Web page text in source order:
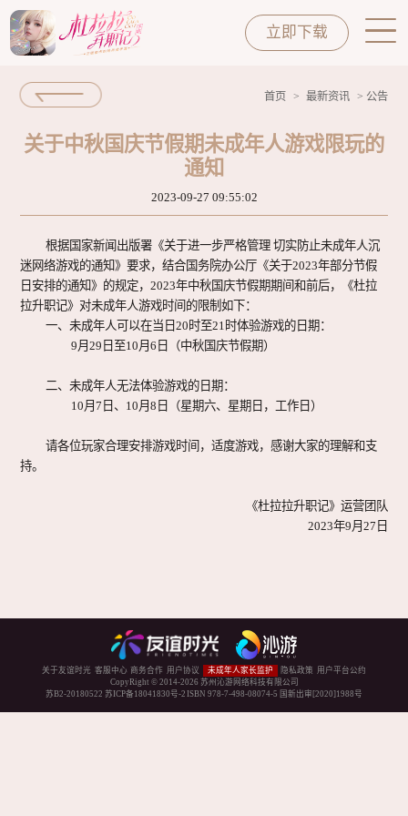
立即下载
首页
穿搭指南 CLOSET
菁英档案
视听中心 ART WORK
首页 > 最新资讯 > 公告
关于中秋国庆节假期未成年人游戏限玩的
通知
2023-09-27 09:55:02
根据国家新闻出版署《关于进一步严格管理 切实防止未成年人沉
迷网络游戏的通知》要求，结合国务院办公厅《关于2023年部分节假
日安排的通知》的规定，2023年中秋国庆节假期期间和前后，《杜拉
拉升职记》对未成年人游戏时间的限制如下：
一、未成年人可以在当日20时至21时体验游戏的日期：
9月29日至10月6日（中秋国庆节假期）
二、未成年人无法体验游戏的日期：
10月7日、10月8日（星期六、星期日，工作日）
请各位玩家合理安排游戏时间，适度游戏，感谢大家的理解和支
持。
《杜拉拉升职记》运营团队
2023年9月27日
关于友谊时光 客服中心 商务合作 用户协议 未成年人家长监护 隐私政策
用户平台公约
CopyRight © 2014-2026 苏州沁游网络科技有限公司
苏B2-20180522 苏ICP备18041830号-2 ISBN 978-7-498-08074-5 国新出审[2020]1988号